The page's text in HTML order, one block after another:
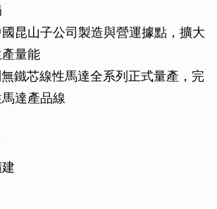
昆山子公司製造與營運據點，擴大
量能
鐵芯線性馬達全系列正式量產，完
達產品線